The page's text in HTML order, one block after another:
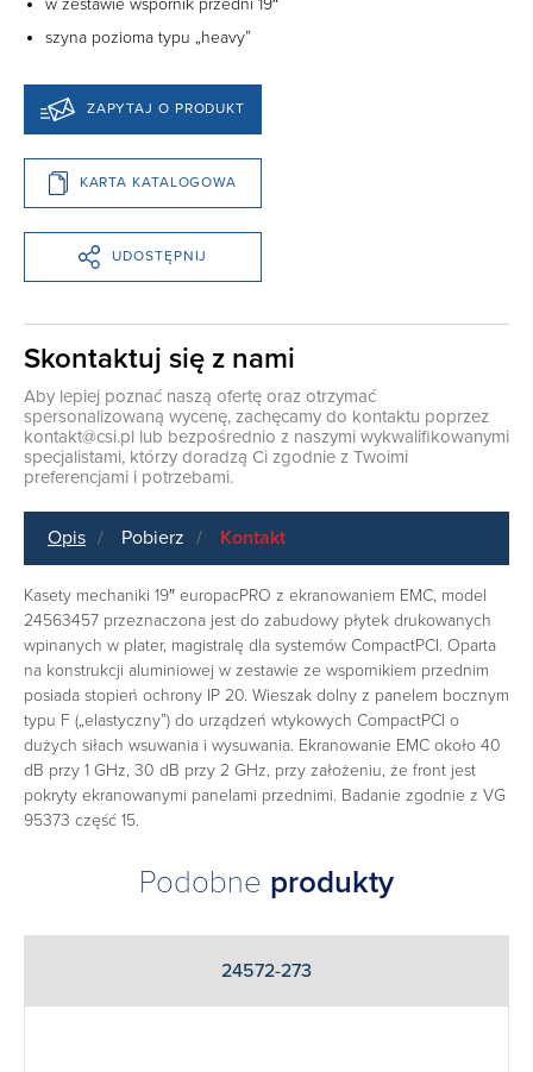
szyna pozioma typu „heavy”
ZAPYTAJ O PRODUKT
KARTA KATALOGOWA
UDOSTĘPNIJ
Skontaktuj się z nami
Aby lepiej poznać naszą ofertę oraz otrzymać
spersonalizowaną wycenę, zachęcamy do kontaktu poprzez
kontakt@csi.pl lub bezpośrednio z naszymi wykwalifikowanymi
specjalistami, którzy doradzą Ci zgodnie z Twoimi
preferencjami i potrzebami.
Opis Pobierz Kontakt
Kasety mechaniki 19″ europacPRO z ekranowaniem EMC, model
24563457 przeznaczona jest do zabudowy płytek drukowanych
wpinanych w plater, magistralę dla systemów CompactPCI. Oparta
na konstrukcji aluminiowej w zestawie ze wspornikiem przednim
posiada stopień ochrony IP 20. Wieszak dolny z panelem bocznym
typu F („elastyczny”) do urządzeń wtykowych CompactPCI o
dużych siłach wsuwania i wysuwania. Ekranowanie EMC około 40
dB przy 1 GHz, 30 dB przy 2 GHz, przy założeniu, że front jest
pokryty ekranowanymi panelami przednimi. Badanie zgodnie z VG
95373 część 15.
Podobne produkty
24572-273